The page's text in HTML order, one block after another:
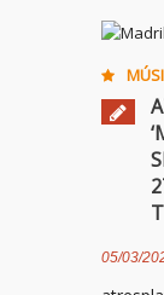
05/03/